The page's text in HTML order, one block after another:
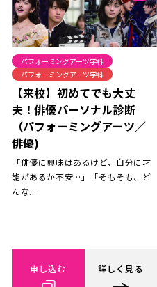
パフォーミングアーツ学科
パフォーミングアーツ学科
【来校】初めてでも大丈
夫！俳優パーソナル診断
（パフォーミングアーツ／
俳優)
「俳優に興味はあるけど、自分に才
能があるか不安…」「そもそも、ど
んな...
申し込む 詳しく見る